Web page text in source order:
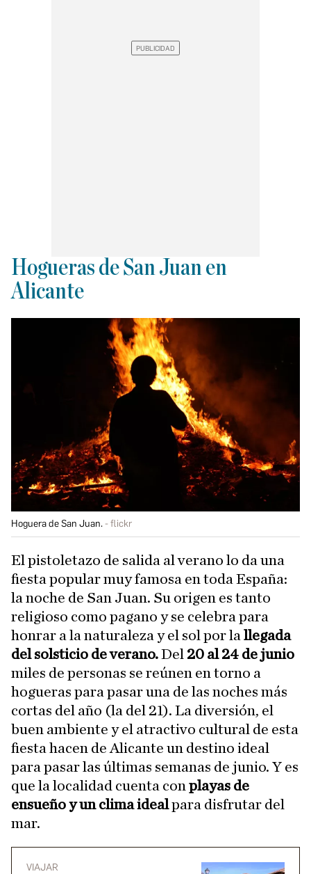
Hogueras de San Juan en
Alicante
Hoguera de San Juan. flickr
El pistoletazo de salida al verano lo da una
fiesta popular muy famosa en toda España:
la noche de San Juan. Su origen es tanto
religioso como pagano y se celebra para
honrar a la naturaleza y el sol por la llegada
del solsticio de verano.Del 20 al 24 de junio
miles de personas se reúnen en torno a
hogueras para pasar una de las noches más
cortas del año (la del 21). La diversión, el
buen ambiente y el atractivo cultural de esta
fiesta hacen de Alicante un destino ideal
para pasar las últimas semanas de junio. Y es
que la localidad cuenta con playas de
ensueño y un clima idealpara disfrutar del
mar.
VIAJAR